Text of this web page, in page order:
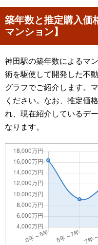
築年数と推定購入価
マンション】
神田駅の築年数によるマ
術を駆使して開発した不
グラフでご紹介します。
ください。なお、推定価
れ、現在紹介しているデ
なります。